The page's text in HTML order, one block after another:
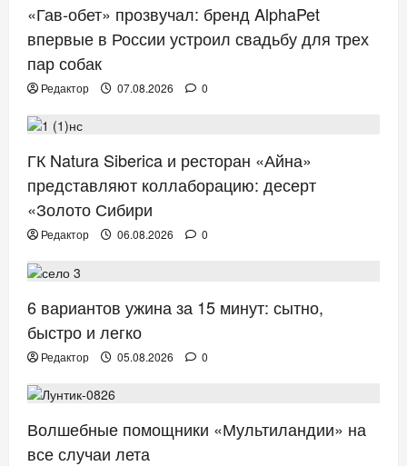
«Гав-обет» прозвучал: бренд AlphaPet
впервые в России устроил свадьбу для трех
пар собак
Редактор 07.08.2026
0
ГК Natura Siberica и ресторан «Айна»
представляют коллаборацию: десерт
«Золото Сибири
Редактор 06.08.2026
0
6 вариантов ужина за 15 минут: сытно,
быстро и легко
Редактор 05.08.2026
0
Волшебные помощники «Мультиландии» на
все случаи лета